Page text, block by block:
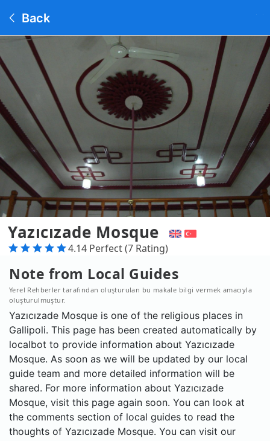
Back
Yazıcızade Mosque
4.14 Perfect (7 Rating)
Note from Local Guides
Yerel Rehberler tarafından oluşturulan bu makale bilgi vermek amacıyla
oluşturulmuştur.
Yazıcızade Mosque is one of the religious places in
Gallipoli. This page has been created automatically by
localbot to provide information about Yazıcızade
Mosque. As soon as we will be updated by our local
guide team and more detailed information will be
shared. For more information about Yazıcızade
Mosque, visit this page again soon. You can look at
the comments section of local guides to read the
thoughts of Yazıcızade Mosque. You can visit our